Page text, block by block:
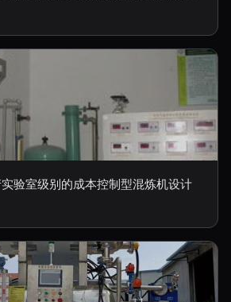
验室级别的成本控制型混炼机设计